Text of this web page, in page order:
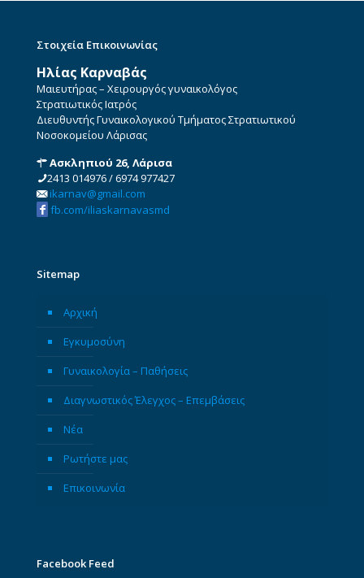
Στοιχεία Επικοινωνίας
Ηλίας Καρναβάς
Μαιευτήρας – Χειρουργός γυναικολόγος
Στρατιωτικός Ιατρός
Διευθυντής Γυναικολογικού Τμήματος Στρατιωτικού
Νοσοκομείου Λάρισας
Ασκληπιού 26, Λάρισα
2413 014976/6974 977427
ikarnav@gmail.com
fb.com/iliaskarnavasmd
Sitemap
Αρχική
Εγκυμοσύνη
Γυναικολογία – Παθήσεις
Διαγνωστικός Έλεγχος – Επεμβάσεις
Νέα
Ρωτήστε μας
Επικοινωνία
Facebook Feed